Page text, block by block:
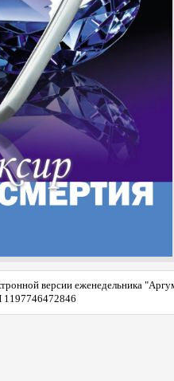
версии еженедельника
1197746472846